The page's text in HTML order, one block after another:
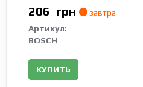
206 грн
завтра
Артикул:
BOSCH
КУПИТЬ